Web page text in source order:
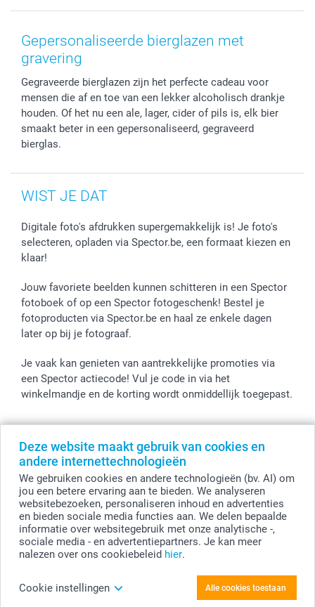
Deze website maakt gebruik van cookies en
andere internettechnologieën
We gebruiken cookies en andere technologieën (bv. AI) om
jou een betere ervaring aan te bieden. We analyseren
websitebezoeken, personaliseren inhoud en advertenties
en bieden sociale media functies aan. We delen bepaalde
informatie over websitegebruik met onze analytische -,
sociale media - en advertentiepartners. Je kan meer
nalezen over ons cookiebeleid hier.
Cookie instellingen Alle cookies toestaan
Personaliseer je Bierglazen (set van 2)
Fotokaders, Decoratie en Snoepjes
Smartphone cases
Mijn orderstatus
Gepersonaliseerde bierglazen met
gravering
Gegraveerde bierglazen zijn het perfecte cadeau voor
mensen die af en toe van een lekker alcoholisch drankje
houden. Of het nu een ale, lager, cider of pils is, elk bier
smaakt beter in een gepersonaliseerd, gegraveerd
bierglas.
WIST JE DAT
Digitale foto's afdrukken supergemakkelijk is! Je foto's
selecteren, opladen via Spector.be, een formaat kiezen en
klaar!
Jouw favoriete beelden kunnen schitteren in een Spector
fotoboek of op een Spector fotogeschenk! Bestel je
fotoproducten via Spector.be en haal ze enkele dagen
later op bij je fotograaf.
Je vaak kan genieten van aantrekkelijke promoties via
een Spector actiecode! Vul je code in via het
winkelmandje en de korting wordt onmiddellijk toegepast.
© smartphoto group. Alle rechten voorbehouden
smartphoto group NV.
Kwatrechtsteenweg 160, 9230 Wetteren, België
BTW-nummer BE 0405.706.755
Ondernemingsnummer 0405.706.755.
Bankgegevens: IBAN BE71 2850 2711 5569 - BIC: GEBABEBB
Alle prijzen zijn in EURO (€) inclusief BTW en exclusief verzendkosten.